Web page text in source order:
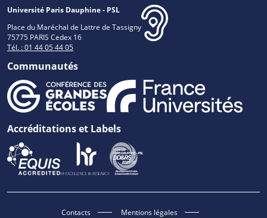
Université Paris Dauphine - PSL
Place du Maréchal de Lattre de Tassigny
75775 PARIS Cedex 16
Tél. : 01 44 05 44 05
Communautés
Accréditations et Labels
Contacts
Mentions légales